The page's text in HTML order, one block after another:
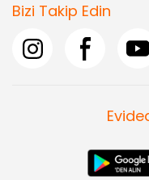
Bizi Takip Edin